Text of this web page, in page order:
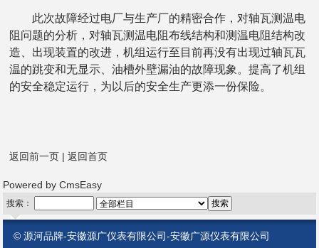
此次故障经过电厂与生产厂的精密合作，对轴瓦测温电
阻问题的分析，对轴瓦测温电阻布线结构和测温电阻结构改
造、出现装置的改进，机组运行至目前再没有出现过轴瓦瓦
温的跳变和无显示、油槽外壁漏油的故障现象。提高了机组
的安全稳定运行，为以后的安全生产更添一份保险。
返回前一页 |返回首页
Powered byCmsEasy
搜索：
©源河品牌-安徽源广仪表有限公司-安徽广源仪表有限公司